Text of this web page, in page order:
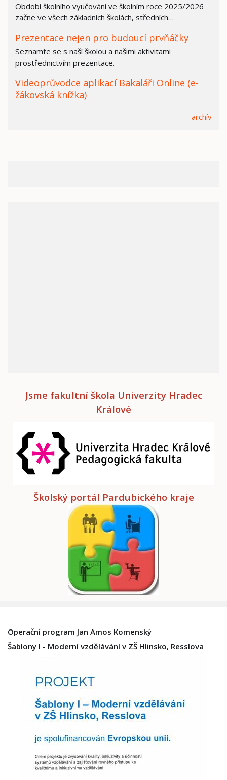
Období školního vyučování ve školním roce 2025/2026
začne ve všech základních školách, středních…
Prezentace nejen pro budoucí prvňáčky
Seznamte se s naší školou a našimi aktivitami
prostřednictvím prezentace.
Videoprůvodce aplikací Bakaláři Online (e-
žákovská knížka)
archív
Jsme fakultní škola Univerzity Hradec
Králové
Školský portál Pardubického kraje
Operační program Jan Amos Komenský
Šablony I - Moderní vzdělávání v ZŠ Hlinsko, Resslova